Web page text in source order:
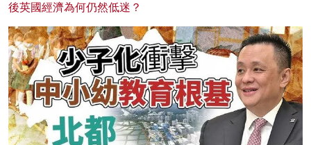
後英國經濟為何仍然低迷？